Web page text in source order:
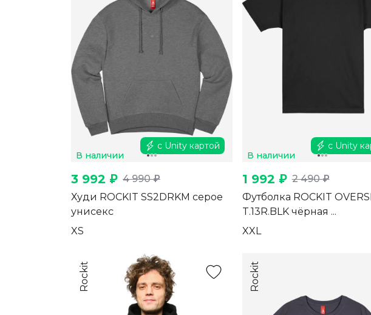
В наличии
с Unity картой
3 992 ₽ 4 990 ₽
Худи ROCKIT SS2DRKM серое
унисекс
XS
В наличии
с Unity
1 992 ₽ 2 490 ₽
Футболка ROCKIT
T.13R.BLK чёрная ...
XXL
Rockit Rockit